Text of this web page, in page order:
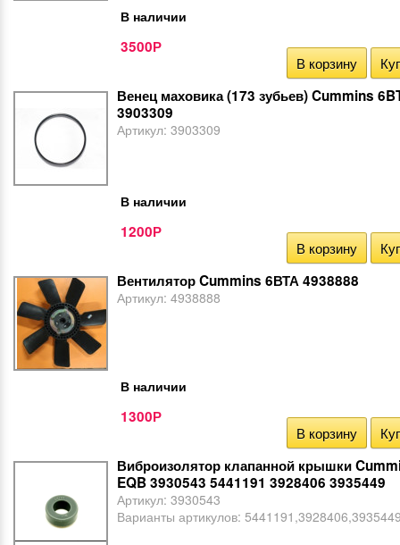
В наличии
3500Р
В корзину
Венец маховика (173 зубьев) Cummins
3903309
Артикул: 3903309
В наличии
1200Р
В корзину
Вентилятор Cummins 6ВТА 4938888
Артикул: 4938888
В наличии
1300Р
В корзину
Виброизолятор клапанной крышки
EQB 3930543 5441191 3928406 3935449
Артикул: 3930543
Варианты артикулов: